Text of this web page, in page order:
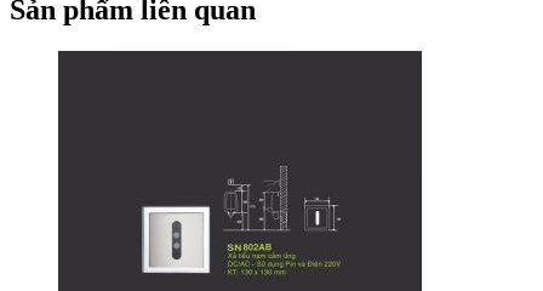
Sản phẩm liên quan